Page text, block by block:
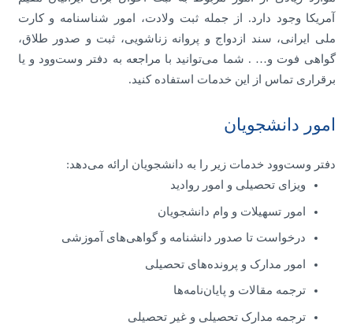
آمریکا وجود دارد. از جمله ثبت ولادت، امور شناسنامه و کارت
ملی ایرانی، سند ازدواج و پروانه زناشویی، ثبت و صدور طلاق،
گواهی فوت و… . شما می‌توانید با مراجعه به دفتر وست‌وود و یا
برقراری تماس از این خدمات استفاده کنید.
امور دانشجویان
دفتر وست‌وود خدمات زیر را به دانشجویان ارائه می‌دهد:
ویزای تحصیلی و امور روادید
امور تسهیلات و وام دانشجویان
درخواست تا صدور دانشنامه و گواهی‌های آموزشی
امور مدارک و پرونده‌های تحصیلی
ترجمه مقالات و پایان‌نامه‌ها
ترجمه مدارک تحصیلی و غیر تحصیلی